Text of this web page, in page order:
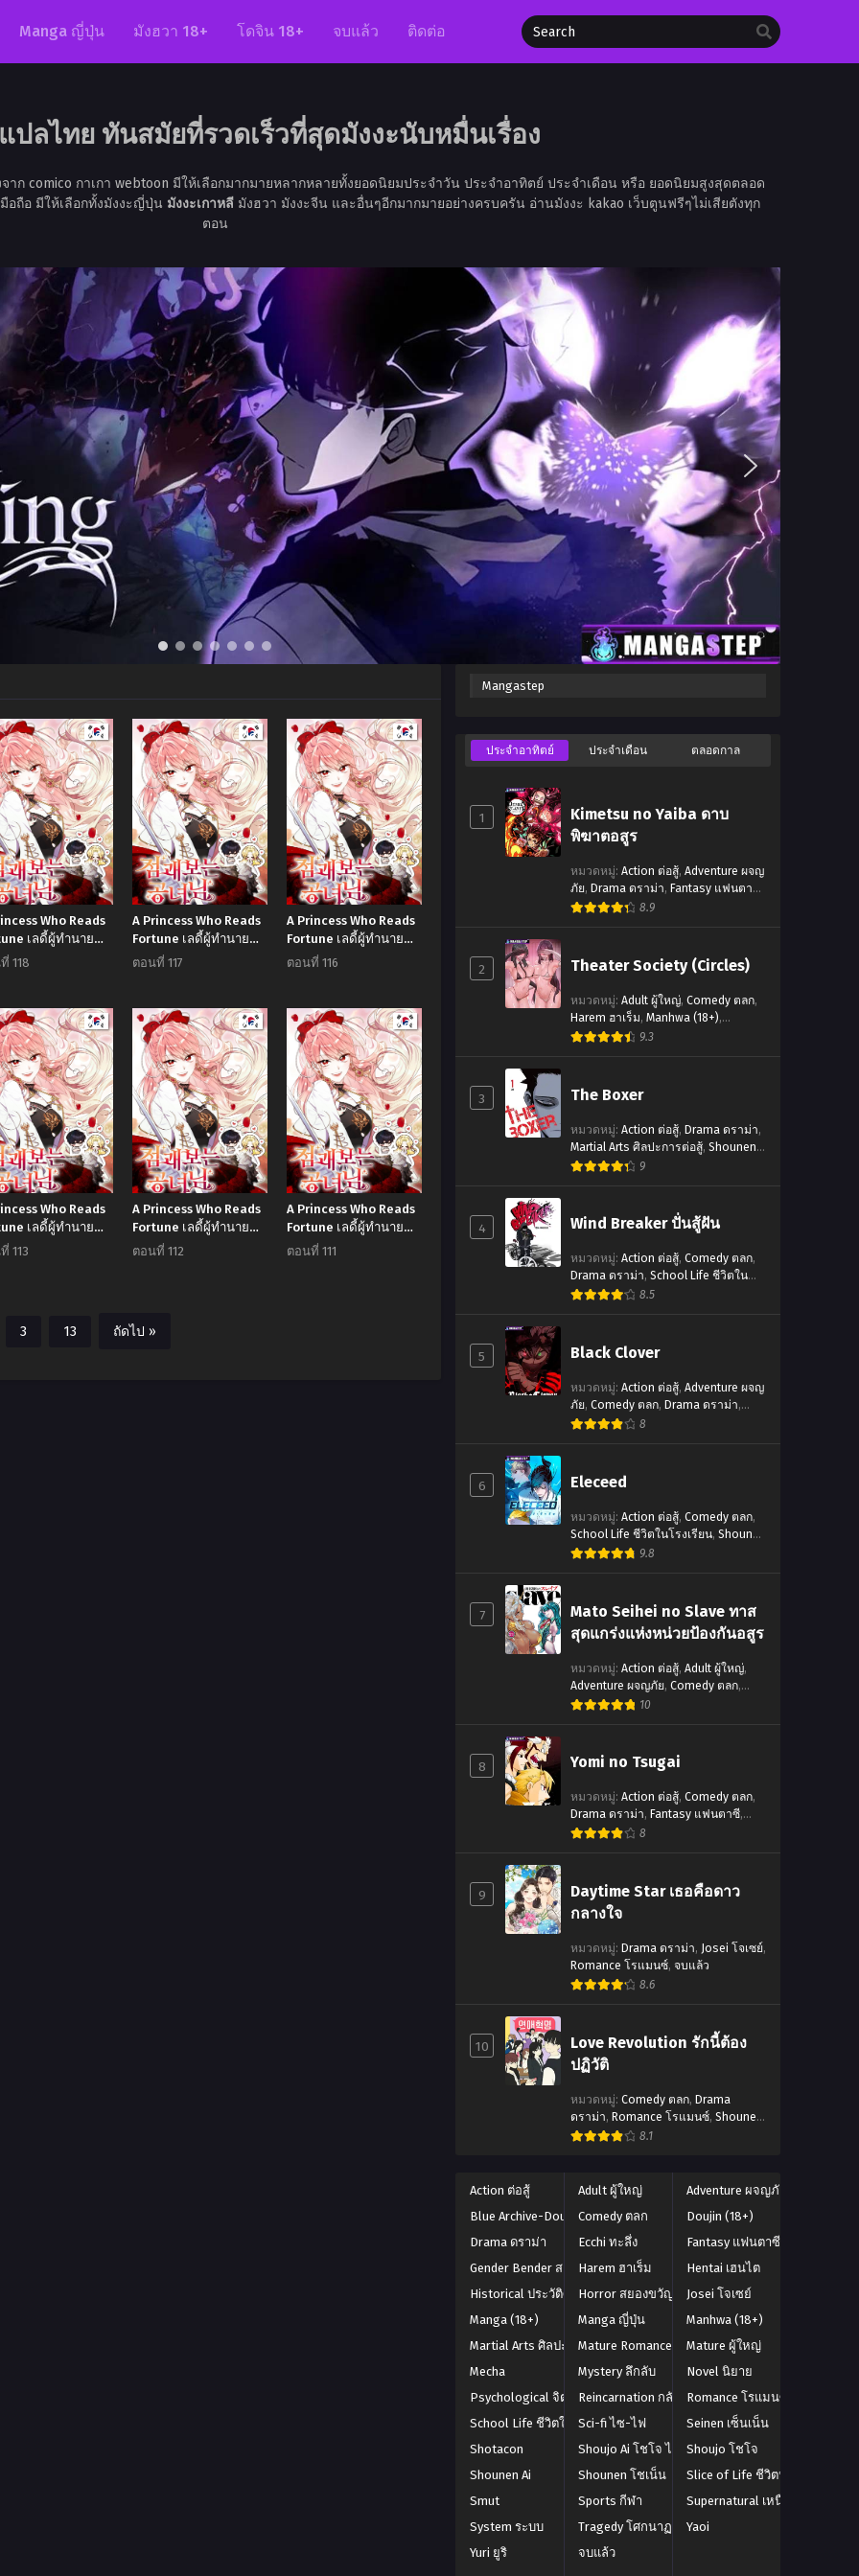
Manga ญี่ปุ่น มังฮวา 18+ โดจิน 18+ จบแล้ว ติดต่อ
ปลไทย ทันสมัยที่รวดเร็วที่สุดมังงะนับหมื่นเรื่อง
าก comico กาเกา webtoon มีให้เลือกมากมายหลากหลายทั้งยอดนิยมประจำวัน ประจำอาทิตย์ ประจำเดือน หรือ ยอดนิยมสูงสุดตลอด
อถือ มีให้เลือกทั้งมังงะญี่ปุ่น มังงะเกาหลี มังฮวา มังงะจีน และอื่นๆอีกมากมายอย่างครบครัน อ่านมังงะ kakao เว็บตูนฟรีๆไม่เสียตังทุก
ตอน
Manhwa
Who Reads
เลดี้ผู้ทํานาย
ะตา
118
Manhwa
A Princess Who Reads
Fortune เลดี้ผู้ทํานาย
โชคชะตา
ตอนที่ 117
Manhwa
A Princess Who Reads
Fortune เลดี้ผู้ทํานาย
โชคชะตา
ตอนที่ 116
Manhwa
Who Reads
เลดี้ผู้ทํานาย
ะตา
113
Manhwa
A Princess Who Reads
Fortune เลดี้ผู้ทํานาย
โชคชะตา
ตอนที่ 112
Manhwa
A Princess Who Reads
Fortune เลดี้ผู้ทํานาย
โชคชะตา
ตอนที่ 111
3 13 ถัดไป »
Mangastep
ประจำอาทิตย์ ประจำเดือน ตลอดกาล
1
Kimetsu no Yaiba ดาบ
พิฆาตอสูร
หมวดหมู่: Action ต่อสู้, Adventure ผจญ
ภัย, Drama ดราม่า, Fantasy แฟนตาซี
Historical ประวัติศาสตร์
8.9
2 Theater Society (Circles)
หมวดหมู่: Adult ผู้ใหญ่, Comedy ตลก,
Harem ฮาเร็ม, Manhwa (18+),
Romance โรแมนซ์
9.3
3 The Boxer
หมวดหมู่: Action ต่อสู้, Drama ดราม่า,
Martial Arts ศิลปะการต่อสู้, Shounen
โชเน็น,Sports กีฬา
9
4 Wind Breaker ปั่นสู้ฝัน
หมวดหมู่: Action ต่อสู้, Comedy ตลก,
Drama ดราม่า, School Life ชีวิตใน
โรงเรียน,Shounen โชเน็น
8.5
5 Black Clover
หมวดหมู่: Action ต่อสู้, Adventure ผจญ
ภัย, Comedy ตลก, Drama ดราม่า,
Fantasy แฟนตาซี
8
6 Eleceed
หมวดหมู่: Action ต่อสู้, Comedy ตลก,
School Life ชีวิตในโรงเรียน, Shounen
โชเน็น,Supernatural เหนือธรรมชาติ
9.8
7
Mato Seihei no Slave ทาส
สุดแกร่งแห่งหน่วยป้องกันอสูร
หมวดหมู่: Action ต่อสู้, Adult ผู้ใหญ่,
Adventure ผจญภัย, Comedy ตลก,
Drama ดราม่า,
10
8 Yomi no Tsugai
หมวดหมู่: Action ต่อสู้, Comedy ตลก,
Drama ดราม่า, Fantasy แฟนตาซี,
Manga ญี่ปุ่น, Mature ผู้ใหญ่
8
9
Daytime Star เธอคือดาว
กลางใจ
หมวดหมู่: Drama ดราม่า, Josei โจเซย์,
Romance โรแมนซ์, จบแล้ว
8.6
10
Love Revolution รักนี้ต้อง
ปฏิวัติ
หมวดหมู่: Comedy ตลก, Drama
ดราม่า, Romance โรแมนซ์, Shounen
โชเน็น,Slice of Life ชีวิตประจำวัน
8.1
Action ต่อสู้ Adult ผู้ใหญ่
Adventure ผจญภัย
Blue Archive-Doujin (18+)Comedy ตลก
Doujin (18+)
Drama ดราม่า
Ecchi ทะลึ่ง
Fantasy แฟนตาซี
Gender Bender สลับเพศHarem ฮาเร็ม
Hentai เฮนไต
Historical ประวัติศาสตร์Horror สยองขวัญ
Josei โจเซย์
Manga (18+)
Manga ญี่ปุ่น
Manhwa (18+)
Martial Arts ศิลปะการต่อสู้Mature Romance (โรแมนซ์ 18+)
Mature ผู้ใหญ่
Mecha
Mystery ลึกลับ
Novel นิยาย
Psychological จิตวิทยาReincarnation กลับชาติมาเกิด
Romance โรแมนซ์
School Life ชีวิตในโรงเรียน
Sci-fi ไซ-ไฟ
Seinen เซ็นเน็น
Shotacon
Shoujo Ai โชโจ ไอ
Shoujo โชโจ
Shounen Ai
Shounen โชเน็น
Slice of Life ชีวิตประจำวัน
Smut
Sports กีฬา
Supernatural เหนือธรรมชาติ
System ระบบ
Tragedy โศกนาฏกรรม
Yaoi
Yuri ยูริ
จบแล้ว